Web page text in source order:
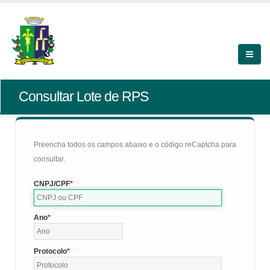
Consultar Lote de RPS
Preencha todos os campos abaixo e o código reCaptcha para
consultar.
CNPJ/CPF
Ano
Protocolo